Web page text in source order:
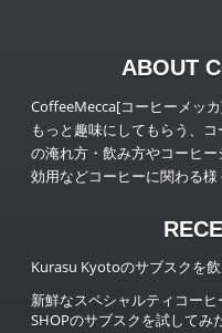
ABOUT
CoffeeMecca[コーヒーメッ
もっと趣味にしてもらう、
の淹れ方・飲み方やコーヒ
効用などコーヒーに関わる様
Kurasu Kyotoのサブスクを
新鮮なスペシャルティコーヒ
SHOPのサブスクを試してみ